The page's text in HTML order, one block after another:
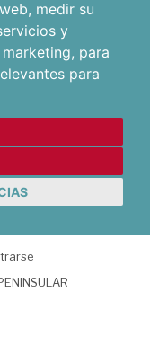
, medir su
y
, para
para